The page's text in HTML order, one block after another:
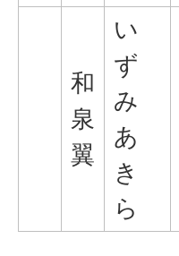
和
泉
翼
い
ず
み
あ
き
ら